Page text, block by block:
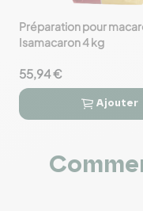
favorite_border
Préparation pour
Isamacaron 4 kg
55,94 €
 
Ajouter